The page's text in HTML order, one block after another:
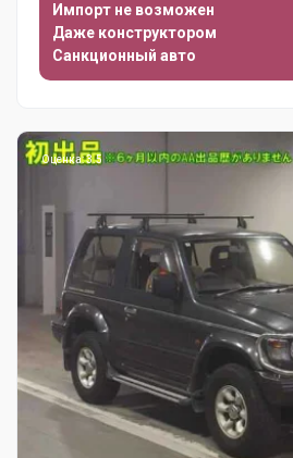
Импорт не возможен
Даже конструктором
Санкционный авто
Оценка: 3.5